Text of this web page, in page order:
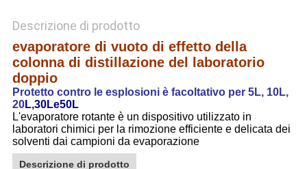
Descrizione di prodotto
evaporatore di vuoto di effetto della
colonna di distillazione del laboratorio
doppio
Protetto contro le esplosioni è facoltativo per 5L, 10L,
20L,30Le50L
L'evaporatore rotante è un dispositivo utilizzato in
laboratori chimici per la rimozione efficiente e delicata dei
solventi dai campioni da evaporazione
Descrizione di prodotto